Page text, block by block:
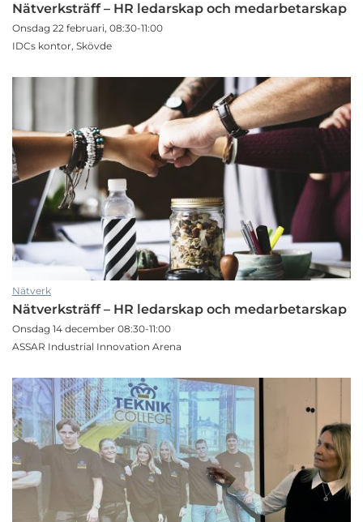
Nätverksträff – HR ledarskap och medarbetarskap
Onsdag 22 februari, 08:30-11:00
IDCs kontor, Skövde
Nätverk
Nätverksträff – HR ledarskap och medarbetarskap
Onsdag 14 december 08:30-11:00
ASSAR Industrial Innovation Arena